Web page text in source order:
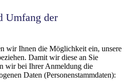
Umfang der
wir Ihnen die Möglichkeit ein, unsere
Damit wir diese an Sie
wir bei Ihrer Anmeldung die
Daten (Personenstammdaten):